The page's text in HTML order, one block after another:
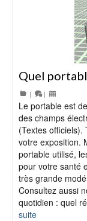
Quel
| |
Le portable est
des champs
(Textes officiels).
votre exposition.
portable utilisé,
pour votre santé
très grande
Consultez aussi
quotidien : quel
suite